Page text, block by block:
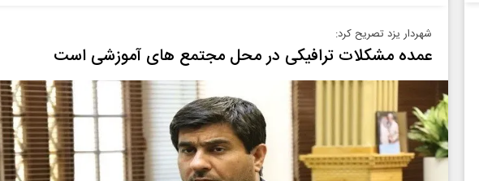
شهردار یزد تصریح کرد:
عمده مشکلات ترافیکی در محل مجتمع های آموزشی است